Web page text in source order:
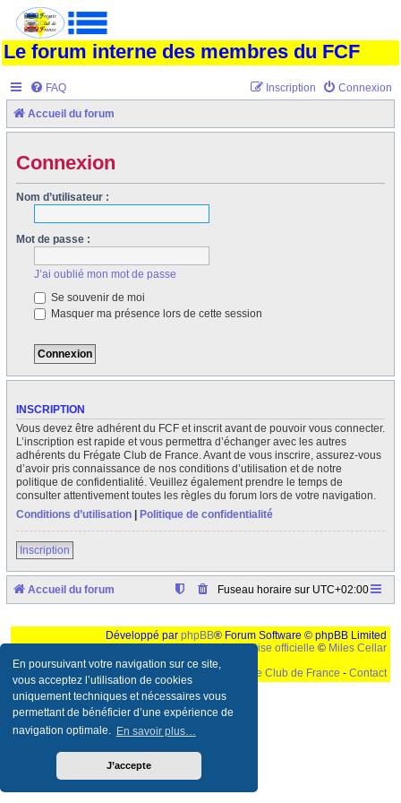
En poursuivant votre navigation sur ce site,
vous acceptez l’utilisation de cookies
uniquement techniques et nécessaires vous
permettant de bénéficier d’une expérience de
navigation optimale. En savoir plus…
J’accepte
Le forum interne des membres du FCF
FAQ Connexion
Inscription
Accueil du forum
Connexion
Nom d’utilisateur :
Mot de passe :
J’ai oublié mon mot de passe
Se souvenir de moi
Masquer ma présence lors de cette session
INSCRIPTION
Vous devez être adhérent du FCF et inscrit avant de pouvoir vous connecter.
L’inscription est rapide et vous permettra d’échanger avec les autres
adhérents du Frégate Club de France. Avant de vous inscrire, assurez-vous
d’avoir pris connaissance de nos conditions d’utilisation et de notre
politique de confidentialité. Veuillez également prendre le temps de
consulter attentivement toutes les règles du forum lors de votre navigation.
Conditions d’utilisation
Politique de confidentialité
Inscription
Accueil du forum Fuseau horaire sur UTC+02:00
Développé par phpBB® Forum Software © phpBB Limited
Traduction française officielle © Miles Cellar
Le Frégate Club de France - Contact
Ceci est un texte de remplissage qui n'a pour but que forcer l'elargissement de la div page...
Ben oui, quand on veut pas d'un "site optimise pour une resolution de 1024x768 et
parametres d'affichage pas defaut de votre navigateur" faut bien trouver des paliatifs !